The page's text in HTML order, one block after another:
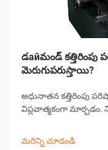
డайమండ్ కత్తిరింపు
మెరుగుపరుస్తాయి?
అధునాతన కత్తిరింపు
విప్లవాత్మకంగా
మరిన్ని చూడండి